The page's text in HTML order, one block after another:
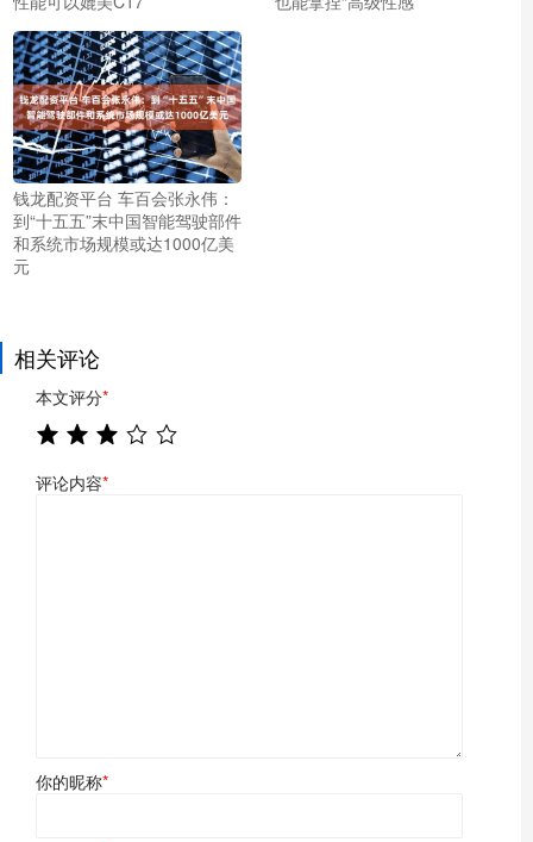
钱龙配资平台 车百会张永伟：
到“十五五”末中国智能驾驶部件
和系统市场规模或达1000亿美
元
相关评论
本文评分*
评论内容*
你的昵称*